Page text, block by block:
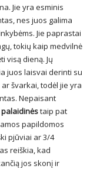
Jie yra esminis
nes juos galima
Jie paprastai
tokių kaip medvilnė
visą dieną. Jų
juos laisvai derinti su
švarkai, todėl jie yra
Nepaisant
taip pat
papildomos
pjūviai ar 3/4
reiškia, kad
jos skonį ir